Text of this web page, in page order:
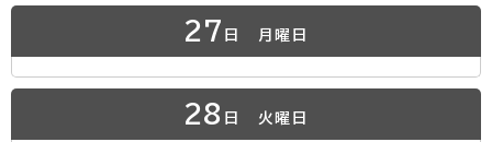
27 日 月曜日
28 日 火曜日